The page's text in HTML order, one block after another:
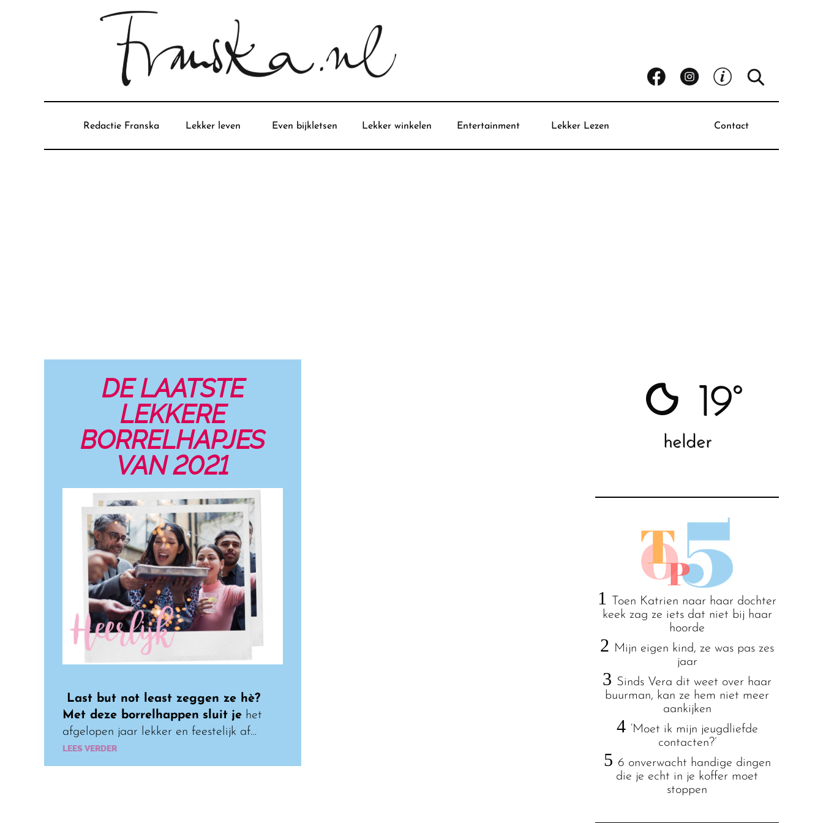
Redactie Franska Lekker leven Even bijkletsen Lekker winkelen Entertainment Lekker Lezen Contact
DE LAATSTE
LEKKERE
BORRELHAPJES
VAN 2021
Last but not least zeggen ze hè?
Met deze borrelhappen sluit je het
afgelopen jaar lekker en feestelijk af…
LEES VERDER
19°
helder
1
Toen Katrien naar haar dochter
keek zag ze iets dat niet bij haar
hoorde
2 Mijn eigen kind, ze was pas zes
jaar
3 Sinds Vera dit weet over haar
buurman, kan ze hem niet meer
aankijken
4 ‘Moet ik mijn jeugdliefde
contacten?’
5 6 onverwacht handige dingen
die je echt in je koffer moet
stoppen